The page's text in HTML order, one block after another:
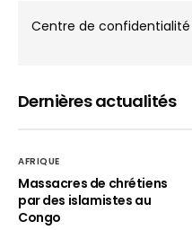
Centre de confidentialité
Dernières actualités
AFRIQUE
Massacres de chrétiens
par des islamistes au
Congo